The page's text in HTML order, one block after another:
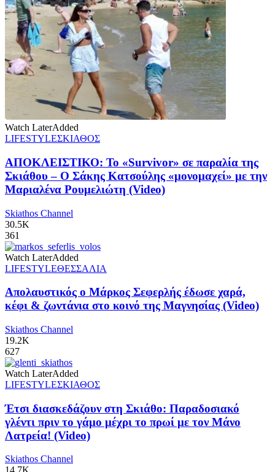
Watch LaterAdded
LIFESTYLEΣΚΙΑΘΟΣ
ΑΠΟΚΛΕΙΣΤΙΚΟ: Το «Survivor» σε παραλία της
Σκιάθου – Ο Σάκης Κατσούλης «μονομαχεί» με την
Μαριαλένα Ρουμελιώτη (Video)
Skiathos Channel
30.5K
361
Watch LaterAdded
LIFESTYLEΘΕΣΣΑΛΙΑ
Απολαυστικός ο Μάρκος Σεφερλής έδωσε χαρά,
κέφι & ζωντάνια στο κοινό της Μαγνησίας (Video)
Skiathos Channel
19.2K
627
Watch LaterAdded
LIFESTYLEΣΚΙΑΘΟΣ
Έτσι διασκεδάζουν στη Σκιάθο: Παραδοσιακό
γλέντι πριν το γάμο μέχρι το πρωί με τον Μάνο
Λατρεία! (Video)
Skiathos Channel